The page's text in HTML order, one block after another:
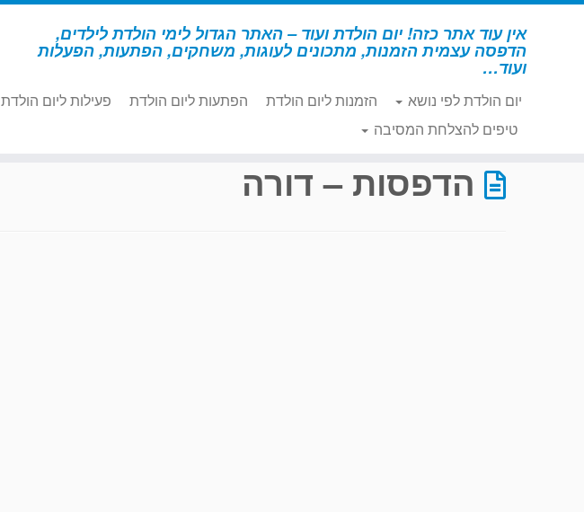
דלג
אין עוד אתר כזה! יום הולדת ועוד – האתר הגדול לימי הולדת לילדים,
הדפסה עצמית הזמנות, מתכונים לעוגות, משחקים, הפתעות, הפעלות
ועוד…
יום הולדת לפי נושא הזמנות ליום הולדת הפתעות ליום הולדת פעילות ליום הולדת
טיפים להצלחת המסיבה
דף הבית » הדפסות – דורה
הדפסות – דורה